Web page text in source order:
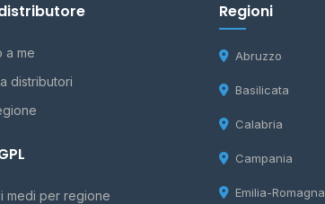
a me
distributori
medi per regione
Regioni
Abruzzo
Basilicata
Calabria
Campania
Emilia-Romagna